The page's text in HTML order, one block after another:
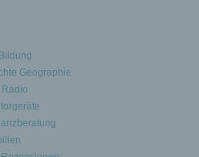
Geographie